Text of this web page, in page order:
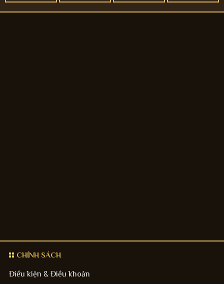
CHÍNH SÁCH
Điều kiện & Điều khoản